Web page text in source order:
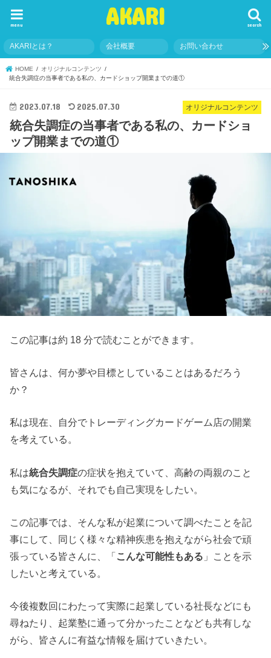
AKARI search
menu
AKARIとは？ 会社概要 お問い合わせ
HOME
オリジナルコンテンツ
統合失調症の当事者である私の、カードショップ開業までの道①
オリジナルコンテンツ
2023.07.18 2025.07.30
統合失調症の当事者である私の、カードショ
ップ開業までの道①
この記事は約 18 分で読むことができます。
皆さんは、何か夢や目標としていることはあるだろう
か？
私は現在、自分でトレーディングカードゲーム店の開業
を考えている。
私は統合失調症の症状を抱えていて、高齢の両親のこと
も気になるが、それでも自己実現をしたい。
この記事では、そんな私が起業について調べたことを記
事にして、同じく様々な精神疾患を抱えながら社会で頑
張っている皆さんに、「こんな可能性もある 」ことを示
したいと考えている。
今後複数回にわたって実際に起業している社長などにも
尋ねたり、起業塾に通って分かったことなども共有しな
がら、皆さんに有益な情報を届けていきたい。